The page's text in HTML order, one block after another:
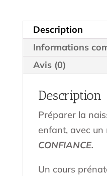
Description
Informations
Avis (0)
Description
Préparer la
enfant, avec un
CONFIANCE.
Un cours